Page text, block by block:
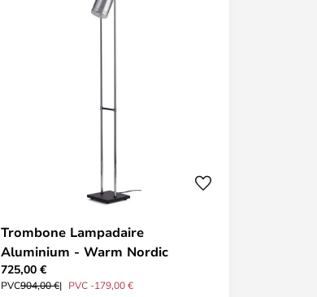
Trombone Lampadaire
Aluminium - Warm Nordic
725,00 €
PVC904,00 € PVC -179,00 €